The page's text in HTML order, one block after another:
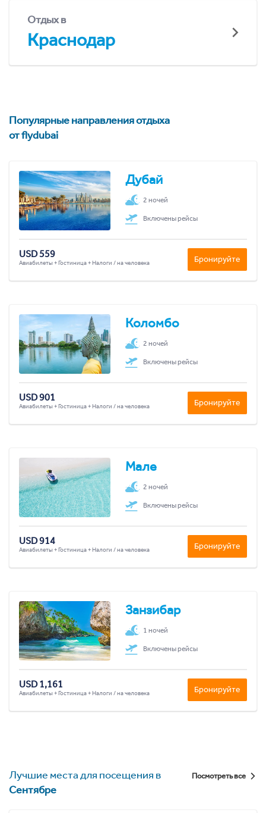
Отдых в
Краснодар
Популярные направления отдыха
от flydubai
Дубай
2 ночей
Включены рейсы
USD 559
Авиабилеты + Гостиница + Налоги / на человека Бронируйте
Коломбо
2 ночей
Включены рейсы
USD 901
Авиабилеты + Гостиница + Налоги / на человека Бронируйте
Мале
2 ночей
Включены рейсы
USD 914
Авиабилеты + Гостиница + Налоги / на человека Бронируйте
Занзибар
1 ночей
Включены рейсы
USD 1,161
Авиабилеты + Гостиница + Налоги / на человека Бронируйте
Лучшие места для посещения в
Сентябре
Посмотреть все